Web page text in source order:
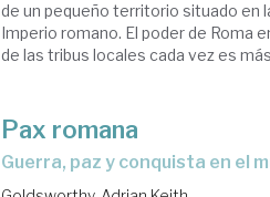
de un pequeño territorio situado en
Imperio romano. El poder de Roma
de las tribus locales cada vez es
Pax romana
guerra, paz y conquista en el